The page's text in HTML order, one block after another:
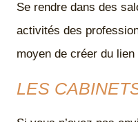
Se rendre dans des
activités des
moyen de créer du
LES